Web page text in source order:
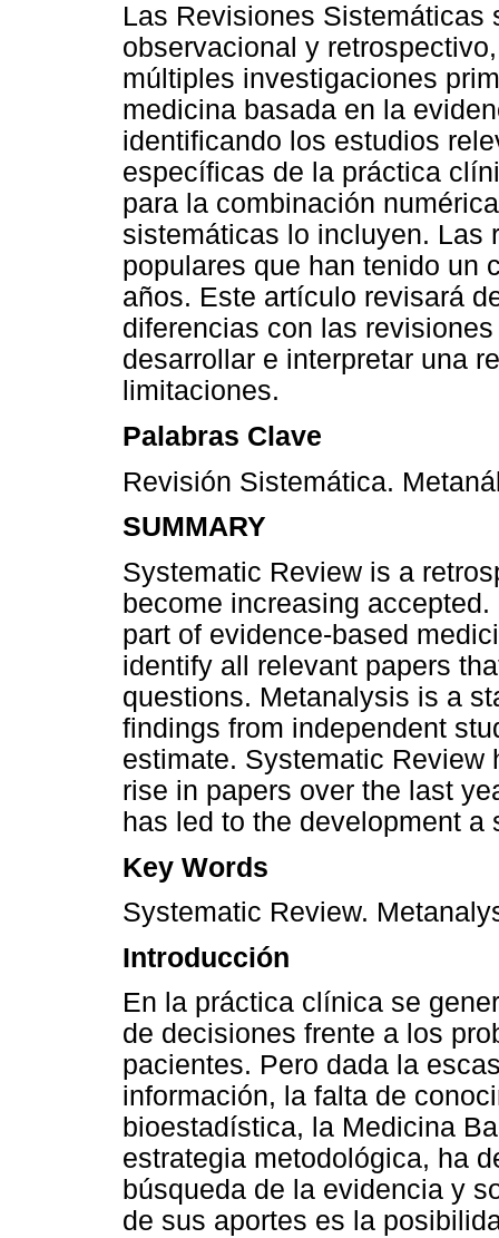
Las Revisiones Sistemáticas
observacional y
múltiples investigaciones
medicina basada en la
identificando los estudios
específicas de la práctica
para la combinación
sistemáticas lo incluyen. Las
populares que han tenido un
años. Este artículo revisará
diferencias con las
desarrollar e interpretar una
limitaciones.
Palabras Clave
Revisión Sistemática.
SUMMARY
Systematic Review is a
become increasing
part of evidence-based
identify all relevant papers
questions. Metanalysis is a
findings from independent
estimate. Systematic Review
rise in papers over the last
has led to the development a
Key Words
Systematic Review.
Introducción
En la práctica clínica se
de decisiones frente a los
pacientes. Pero dada la
información, la falta de
bioestadística, la Medicina
estrategia metodológica, ha
búsqueda de la evidencia y
de sus aportes es la